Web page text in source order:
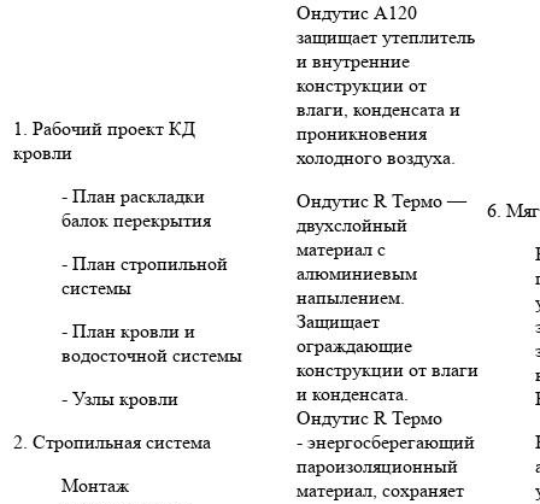
1. Рабочий проект КД
кровли
- План раскладки
балок перекрытия
- План стропильной
системы
- План кровли и
водосточной системы
- Узлы кровли
2. Стропильная система
Монтаж
Ондутис А120
защищает утеплитель
и внутренние
конструкции от
влаги, конденсата и
проникновения
холодного воздуха.
Ондутис R Термо —
двухслойный
материал с
алюминиевым
напылением.
Защищает
ограждающие
конструкции от влаги
и конденсата.
Ондутис R Термо
- энергосберегающий
пароизоляционный
материал, сохраняет
6.